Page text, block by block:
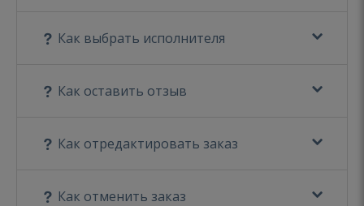
Как выбрать исполнителя
Как оставить отзыв
Как отредактировать заказ
Как отменить заказ